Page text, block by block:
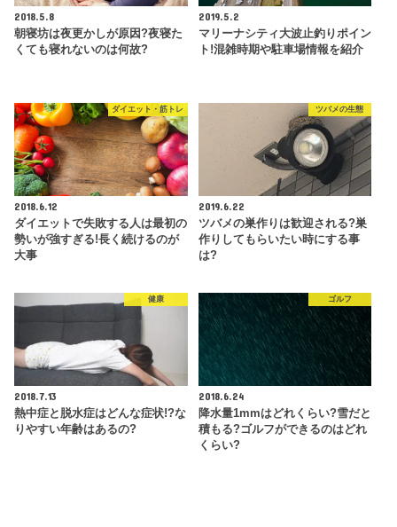
2018.5.8
朝寝坊は夜更かしが原因?夜寝た
くても寝れないのは何故?
2019.5.2
マリーナシティ大波止釣りポイン
ト!混雑時期や駐車場情報を紹介
ダイエット・筋トレ
2018.6.12
ダイエットで失敗する人は最初の
勢いが強すぎる!長く続けるのが
大事
ツバメの生態
2019.6.22
ツバメの巣作りは歓迎される?巣
作りしてもらいたい時にする事
は?
健康
2018.7.13
熱中症と脱水症はどんな症状!?な
りやすい年齢はあるの?
ゴルフ
2018.6.24
降水量1mmはどれくらい?雪だと
積もる?ゴルフができるのはどれ
くらい?